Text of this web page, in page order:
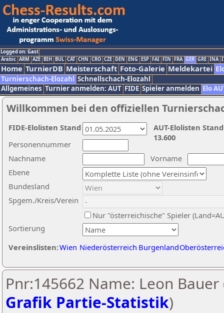
Logged on: Gast
Arabic ARM AZE BIH BUL CAT CHN CRO CZE DEN ENG ESP FAI FIN FRA GER GRE INA
Home TurnierDB Meisterschaft Foto-Galerie Meldekartei
Turnierschach-Elozahl Schnellschach-Elozahl
Allgemeines Turnier anmelden: AUT FIDE Spieler anmelden Elo
Willkommen bei den offiziellen
Nachname
Vorname
Ebene
Sortierung
Personennummer
Bundesland
Spgem./Kreis/Verein
Nur "österreichische" Spieler
Vereinslisten:Wien Niederösterreich Burgenland
AUT-Elolisten
13.600
FIDE-Elolisten Stand
Pnr:145662 Name: Leon Bauer
Grafik Partie-Statistik)